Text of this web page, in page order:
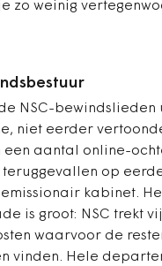
zo weinig
NSC-
niet eerder
een aantal online-
teruggevallen op
kabinet.
is groot: NSC trekt
waarvoor de
vinden. Hele